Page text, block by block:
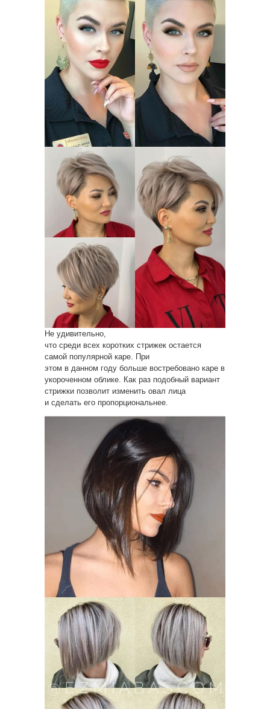
Не удивительно,
что среди всех коротких стрижек остается
самой популярной каре. При
этом в данном году больше востребовано каре в
укороченном облике. Как раз подобный вариант
стрижки позволит изменить овал лица
и сделать его пропорциональнее.